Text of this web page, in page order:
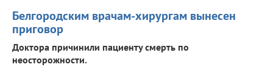
Белгородским врачам-хирургам вынесен
приговор
Доктора причинили пациенту смерть по
неосторожности.